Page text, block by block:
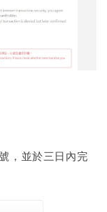
，並於三日內完